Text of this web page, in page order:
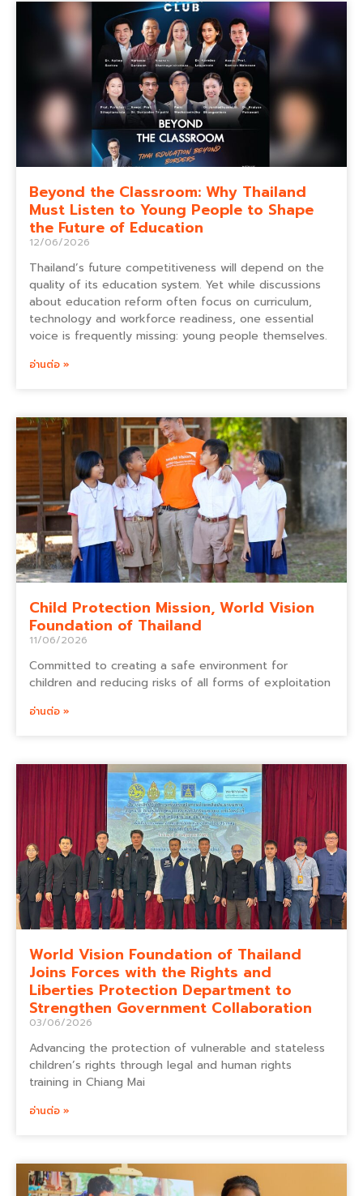
Beyond the Classroom: Why Thailand
Must Listen to Young People to Shape
the Future of Education
12/06/2026
Thailand’s future competitiveness will depend on the
quality of its education system. Yet while discussions
about education reform often focus on curriculum,
technology and workforce readiness, one essential
voice is frequently missing: young people themselves.
อ่านต่อ »
Child Protection Mission, World Vision
Foundation of Thailand
11/06/2026
Committed to creating a safe environment for
children and reducing risks of all forms of exploitation
อ่านต่อ »
World Vision Foundation of Thailand
Joins Forces with the Rights and
Liberties Protection Department to
Strengthen Government Collaboration
03/06/2026
Advancing the protection of vulnerable and stateless
children’s rights through legal and human rights
training in Chiang Mai
อ่านต่อ »